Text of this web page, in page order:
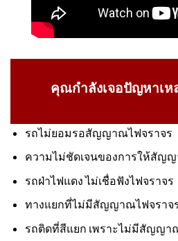
คุณกำลังเจอปัญหาเห
รถไม่ยอมรอสัญญาณไฟจราจร
ความไม่ชัดเจนของการให้สัญ
รถฝ่าไฟแดง ไม่เชื่อฟังไฟจราจร
ทางแยกที่ไม่มีสัญญาณไฟจราจ
รถติดที่สีแยก เพราะไม่มีสัญญา